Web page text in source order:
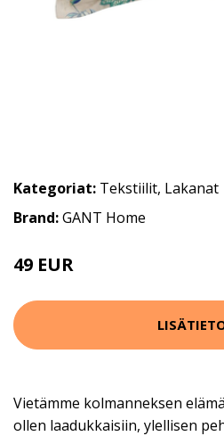
Kategoriat: Tekstiilit, Lakanat
Brand:GANT Home
49 EUR
Vietämme kolmanneksen
ollen laadukkaisiin, ylellisen